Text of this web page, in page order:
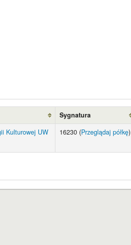
Sygnatura
Kulturowej UW 16230 (Przeglądaj półkę)